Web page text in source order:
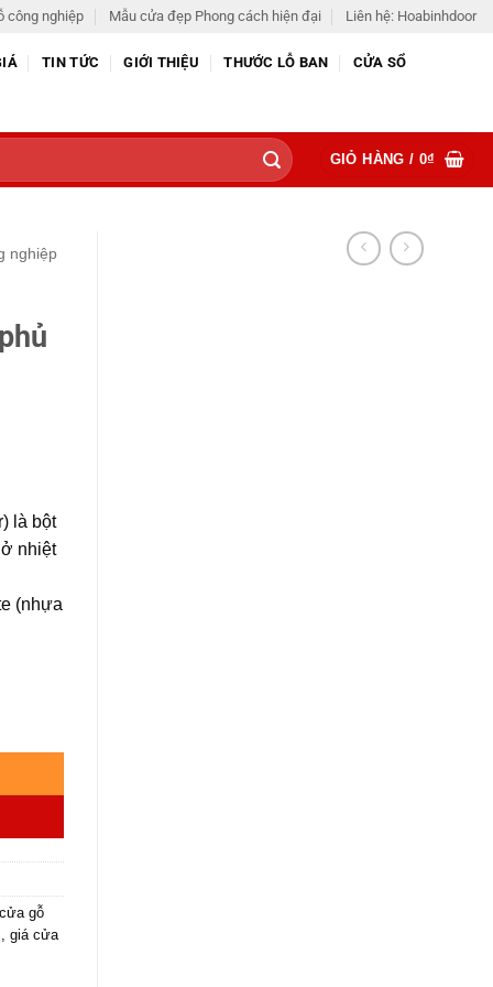
công nghiệp Mẫu cửa đẹp Phong cách hiện đại Liên hệ: Hoabinhdoor
TIN TỨC GIỚI THIỆU THƯỚC LỖ BAN CỬA SỔ
GIỎ HÀNG / 0₫
nghiệp
là bột
nhiệt
(nhựa
gỗ
, giá cửa